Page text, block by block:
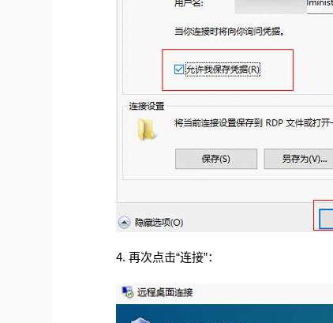
4. 再次点击“连接”：